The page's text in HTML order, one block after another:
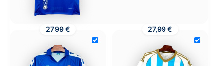
27,99 € 27,99 €